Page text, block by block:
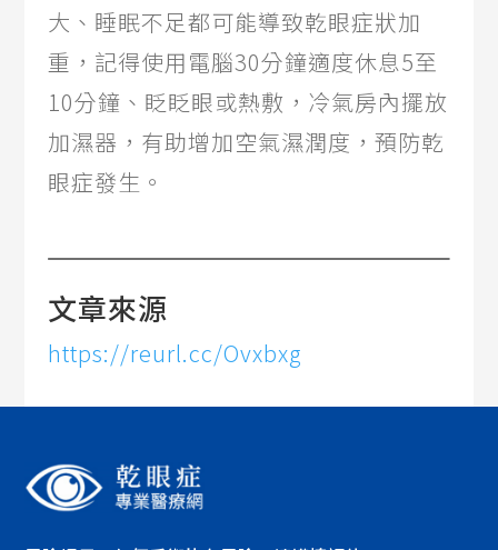
大、睡眠不足都可能導致乾眼症狀加
重，記得使用電腦30分鐘適度休息5至
10分鐘、眨眨眼或熱敷，冷氣房內擺放
加濕器，有助增加空氣濕潤度，預防乾
眼症發生。
文章來源
https://reurl.cc/Ovxbxg